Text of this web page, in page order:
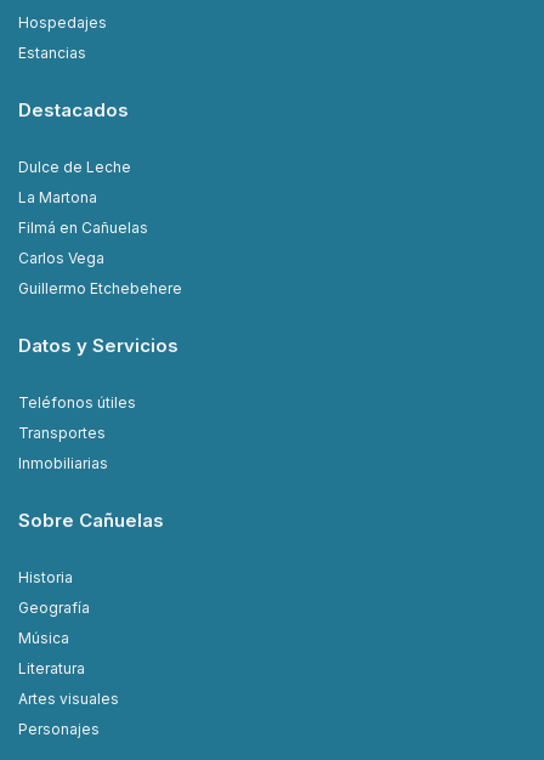
Hospedajes
Estancias
Destacados
Dulce de Leche
La Martona
Filmá en Cañuelas
Carlos Vega
Guillermo Etchebehere
Datos y Servicios
Teléfonos útiles
Transportes
Inmobiliarias
Sobre Cañuelas
Historia
Geografía
Música
Literatura
Artes visuales
Personajes